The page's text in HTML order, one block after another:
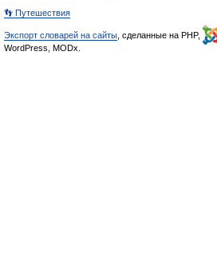
👣 Путешествия
Экспорт словарей на сайты , сделанные на PHP,
WordPress, MODx.